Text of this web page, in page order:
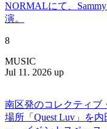
NORMALにて、
演。
8
MUSIC
Jul 11. 2026 up
南区発のコレクティブ
場所「Quest Luv」を